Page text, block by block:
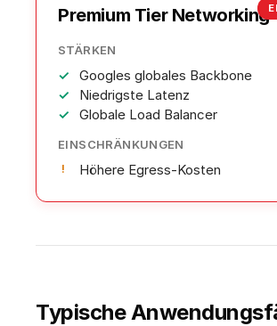
Premium Tier Networking
STÄRKEN
Googles globales Backbone
Niedrigste Latenz
Globale Load Balancer
EINSCHRÄNKUNGEN
Höhere Egress-Kosten
Typische